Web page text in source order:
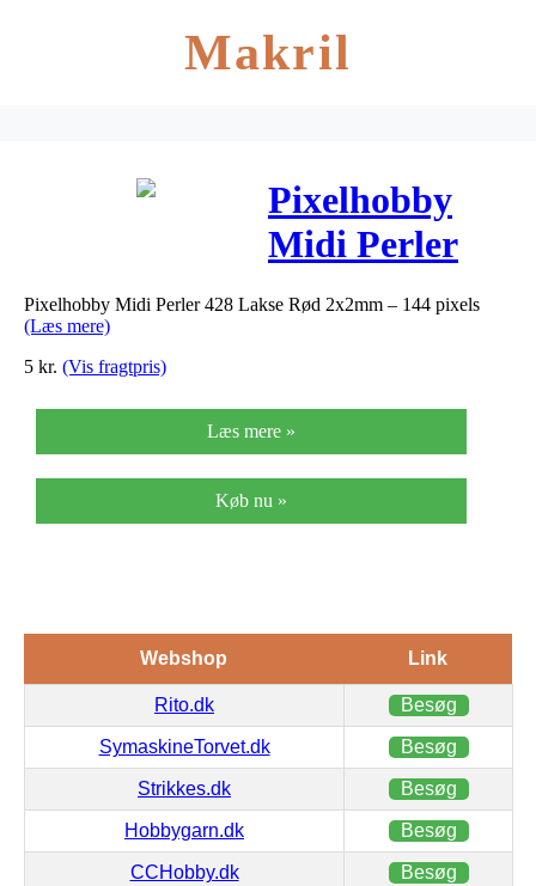
Makril
Pixelhobby
Midi Perler
428 Lakse Rød
Pixelhobby Midi Perler 428 Lakse Rød 2x2mm – 144 pixels
(Læs mere)
5 kr. (Vis fragtpris)
Læs mere »
Køb nu »
Webshop Link
Rito.dk Besøg
SymaskineTorvet.dk Besøg
Strikkes.dk Besøg
Hobbygarn.dk Besøg
CCHobby.dk Besøg